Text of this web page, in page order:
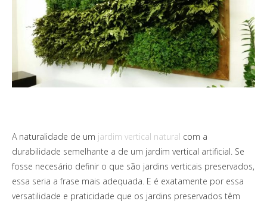
A naturalidade de um jardim vertical natural com a
durabilidade semelhante a de um jardim vertical artificial. Se
fosse necesário definir o que são jardins verticais preservados,
essa seria a frase mais adequada. E é exatamente por essa
versatilidade e praticidade que os jardins preservados têm